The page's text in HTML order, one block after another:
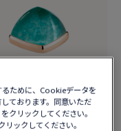
ために、Cookieデータを
ております。同意いただ
クリックしてください。
ックしてください。